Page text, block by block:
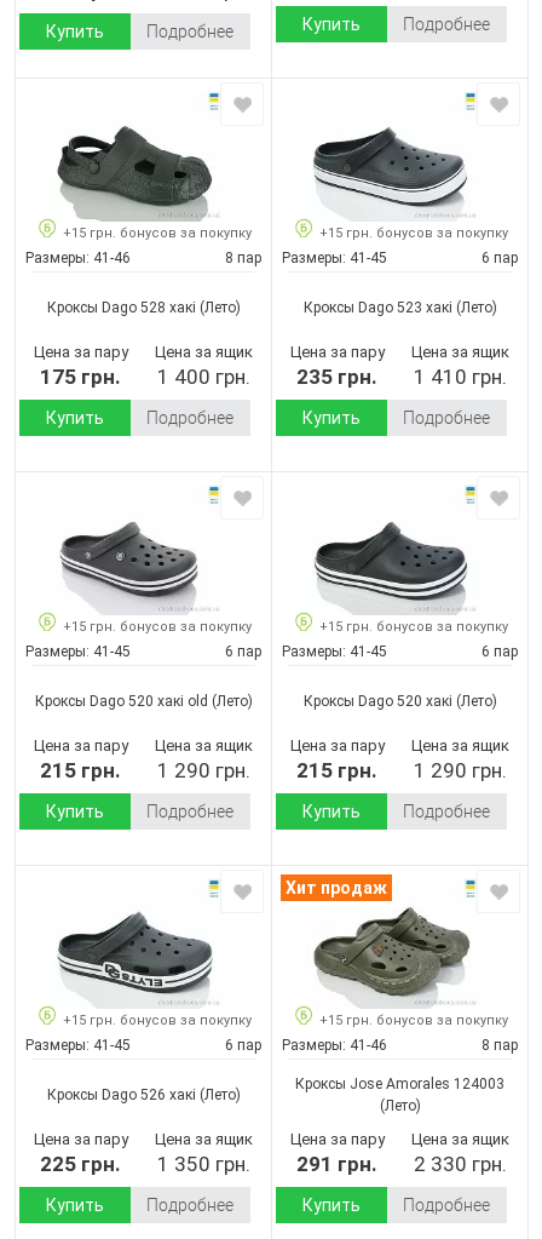
Купить Подробнее Купить Подробнее
+15 грн. бонусов за покупку
Размеры: 41-46 8 пар
Кроксы Dago 528 хакі (Лето)
Цена за пару
175 грн.
Цена за ящик
1 400 грн.
Купить Подробнее
+15 грн. бонусов за покупку
Размеры: 41-45 6 пар
Кроксы Dago 523 хакі (Лето)
Цена за пару
235 грн.
Цена за ящик
1 410 грн.
Купить Подробнее
+15 грн. бонусов за покупку
Размеры: 41-45 6 пар
Кроксы Dago 520 хакі old (Лето)
Цена за пару
215 грн.
Цена за ящик
1 290 грн.
Купить Подробнее
+15 грн. бонусов за покупку
Размеры: 41-45 6 пар
Кроксы Dago 520 хакі (Лето)
Цена за пару
215 грн.
Цена за ящик
1 290 грн.
Купить Подробнее
+15 грн. бонусов за покупку
Размеры: 41-45 6 пар
Кроксы Dago 526 хакі (Лето)
Цена за пару
225 грн.
Цена за ящик
1 350 грн.
Купить Подробнее
Хит продаж
+15 грн. бонусов за покупку
Размеры: 41-46 8 пар
Кроксы Jose Amorales 124003
(Лето)
Цена за пару
291 грн.
Цена за ящик
2 330 грн.
Купить Подробнее